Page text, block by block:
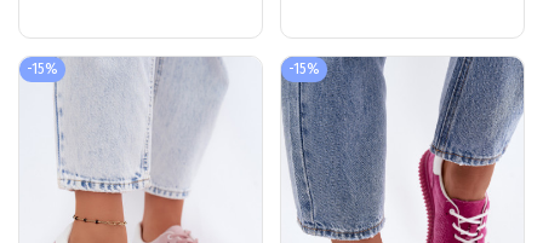
-15% -15%